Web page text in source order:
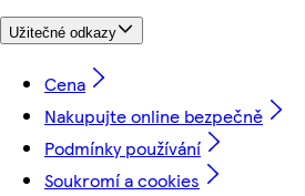
Užitečné odkazy
Cena
Nakupujte online bezpečně
Podmínky používání
Soukromí a cookies